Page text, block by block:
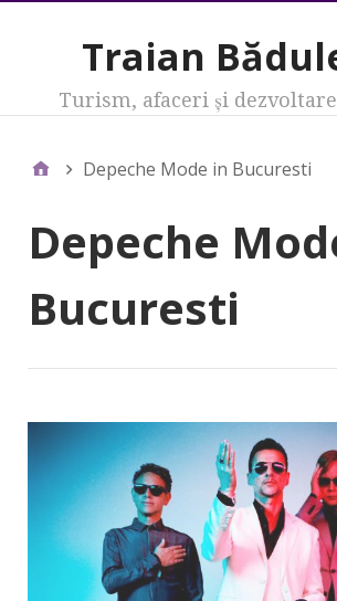
Traian
Turism, afaceri şi
Depeche Mode in Bucuresti
Depeche
Bucuresti